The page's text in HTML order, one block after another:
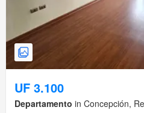
UF 3.100
Departamento in Concepción,